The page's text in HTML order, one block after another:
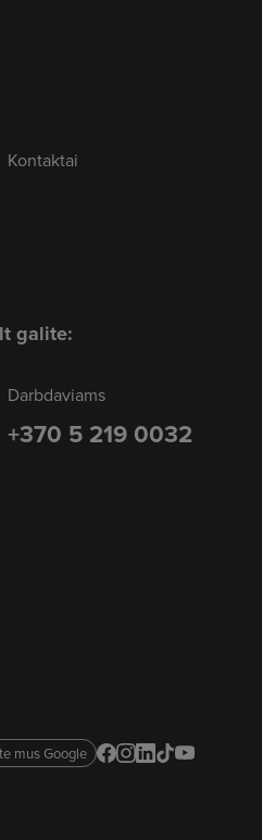
Kontaktai
galite:
Darbdaviams
+370 5 219 0032
mus Google